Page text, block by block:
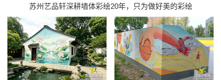
苏州艺品轩深耕墙体彩绘20年，只为做好美的彩绘